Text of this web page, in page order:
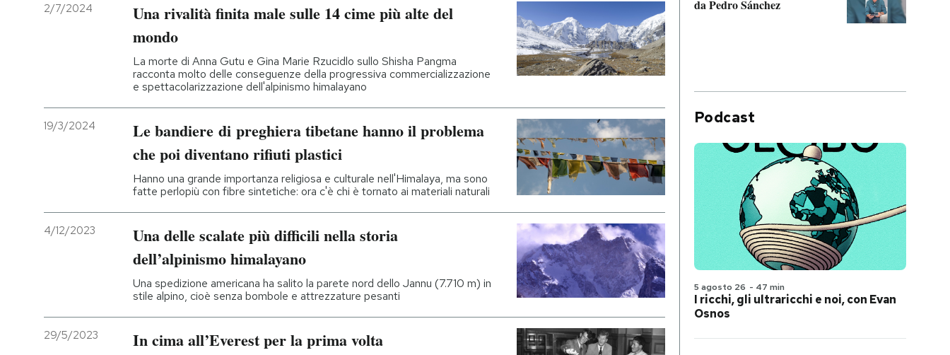
2/7/2024
Una rivalità finita male sulle 14 cime più alte del
mondo
La morte di Anna Gutu e Gina Marie Rzucidlo sullo Shisha Pangma
racconta molto delle conseguenze della progressiva commercializzazione
e spettacolarizzazione dell'alpinismo himalayano
19/3/2024
Le bandiere di preghiera tibetane hanno il problema
che poi diventano rifiuti plastici
Hanno una grande importanza religiosa e culturale nell'Himalaya, ma sono
fatte perlopiù con fibre sintetiche: ora c'è chi è tornato ai materiali naturali
4/12/2023
Una delle scalate più difficili nella storia
dell’alpinismo himalayano
Una spedizione americana ha salito la parete nord dello Jannu (7.710 m) in
stile alpino, cioè senza bombole e attrezzature pesanti
29/5/2023 In cima all’Everest per la prima volta
da Pedro Sánchez
Podcast
5 agosto 26 - 47 min
I ricchi, gli ultraricchi e noi, con Evan
Osnos